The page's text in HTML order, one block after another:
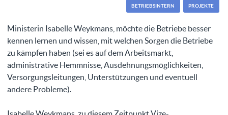
BETRIEBSINTERN PROJEKTE
Ministerin Isabelle Weykmans, möchte die Betriebe besser
kennen lernen und wissen, mit welchen Sorgen die Betriebe
zu kämpfen haben (sei es auf dem Arbeitsmarkt,
administrative Hemmnisse, Ausdehnungsmöglichkeiten,
Versorgungsleitungen, Unterstützungen und eventuell
andere Probleme).